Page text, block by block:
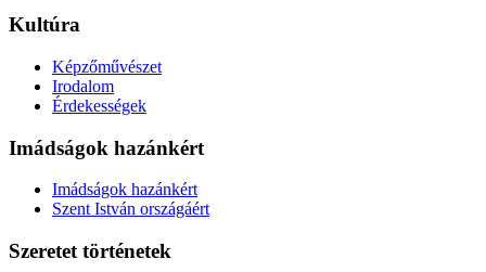
Kultúra
Képzőművészet
Irodalom
Érdekességek
Imádságok hazánkért
Imádságok hazánkért
Szent István országáért
Szeretet történetek